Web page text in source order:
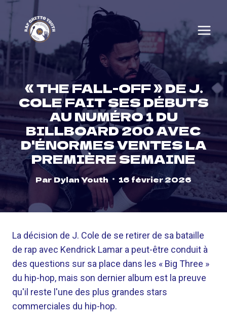
content
« THE FALL-OFF » DE J.
COLE FAIT SES DÉBUTS
AU NUMÉRO 1 DU
BILLBOARD 200 AVEC
D'ÉNORMES VENTES LA
PREMIÈRE SEMAINE
ParDylan Youth 16 février 2026
La décision de J. Cole de se retirer de sa bataille
de rap avec Kendrick Lamar a peut-être conduit à
des questions sur sa place dans les « Big Three »
du hip-hop, mais son dernier album est la preuve
qu'il reste l'une des plus grandes stars
commerciales du hip-hop.